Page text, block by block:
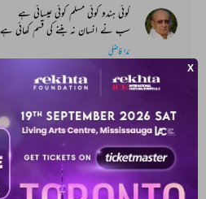
کوئی ہندو کوئی مسلم کوئی عیسائی ہے
سب نے انسان نہ بننے کی قسم کھائی ہے
ندا فاضلی
کس قیامت کی رات گزری ہے
آغاز تو ہوتا ہے انجام نہیں ہوتا